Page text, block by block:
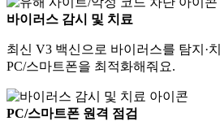
바이러스 감시 및 치료
최신 V3 백신으로 바이러스를 탐지·
PC/스마트폰을 최적화해줘요.
PC/스마트폰 원격 점검